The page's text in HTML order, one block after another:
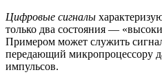
Цифровые сигналы
только два состояния —
Примером может служить
передающий микропроцессору
импульсов.